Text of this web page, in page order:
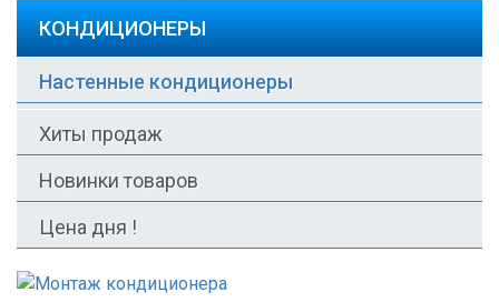
КОНДИЦИОНЕРЫ
Настенные кондиционеры
Хиты продаж
Новинки товаров
Цена дня !